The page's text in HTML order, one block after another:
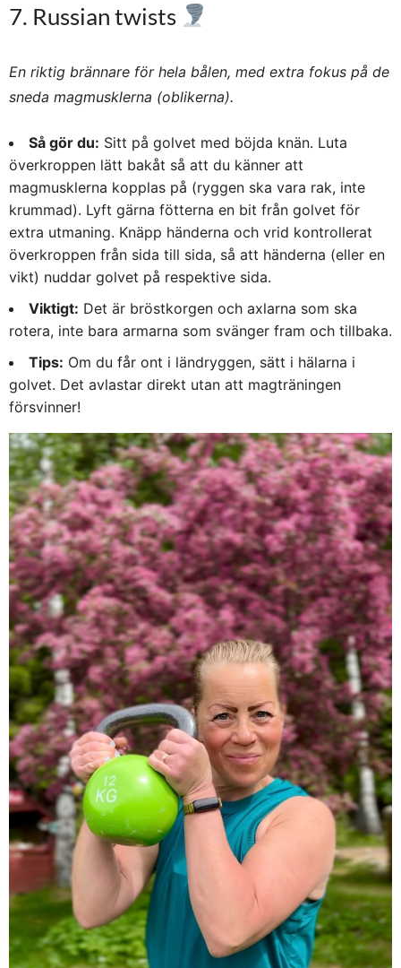
7. Russian twists
En riktig brännare för hela bålen, med extra fokus på de
sneda magmusklerna (oblikerna).
Så gör du: Sitt på golvet med böjda knän. Luta
överkroppen lätt bakåt så att du känner att
magmusklerna kopplas på (ryggen ska vara rak, inte
krummad). Lyft gärna fötterna en bit från golvet för
extra utmaning. Knäpp händerna och vrid kontrollerat
överkroppen från sida till sida, så att händerna (eller en
vikt) nuddar golvet på respektive sida.
Viktigt: Det är bröstkorgen och axlarna som ska
rotera, inte bara armarna som svänger fram och tillbaka.
Tips: Om du får ont i ländryggen, sätt i hälarna i
golvet. Det avlastar direkt utan att magträningen
försvinner!